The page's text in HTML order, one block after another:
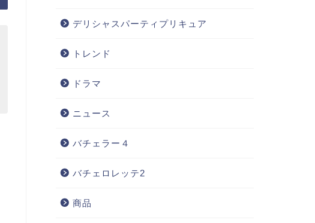
デリシャスパーティプリキュア
トレンド
ドラマ
ニュース
バチェラー４
バチェロレッテ2
商品